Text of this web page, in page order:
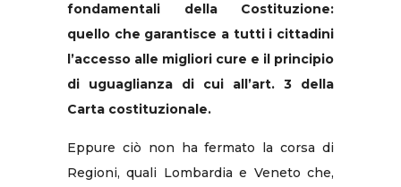
fondamentali della Costituzione:
quello che garantisce a tutti i cittadini
l’accesso alle migliori cure e il principio
di uguaglianza di cui all’art. 3 della
Carta costituzionale.
Eppure ciò non ha fermato la corsa di
Regioni, quali Lombardia e Veneto che,